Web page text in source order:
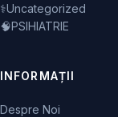
⚕️Uncategorized
🧠PSIHIATRIE
INFORMAȚII
Despre Noi